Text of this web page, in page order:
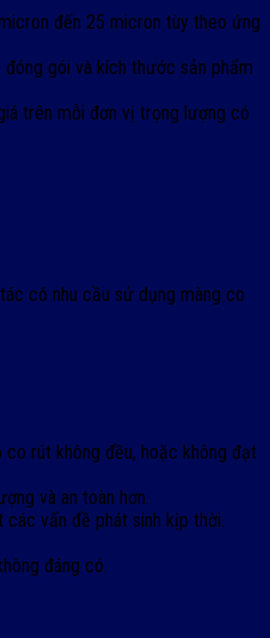
đến 25 micron tùy theo ứng
gói và kích thước sản phẩm
trên mỗi đơn vị trọng lượng có
có nhu cầu sử dụng màng co
rút không đều, hoặc không đạt
và an toàn hơn.
vấn đề phát sinh kịp thời.
đáng có.